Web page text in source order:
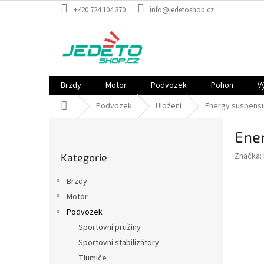
na
+420 724 104 370 info@jedetoshop.cz
Brzdy Motor Podvozek Pohon
Domů Podvozek Uložení Energy
kategorie
Kategorie
Brzdy
Motor
Podvozek
Sportovní pružiny
Sportovní stabilizátory
Tlumiče
Značka: